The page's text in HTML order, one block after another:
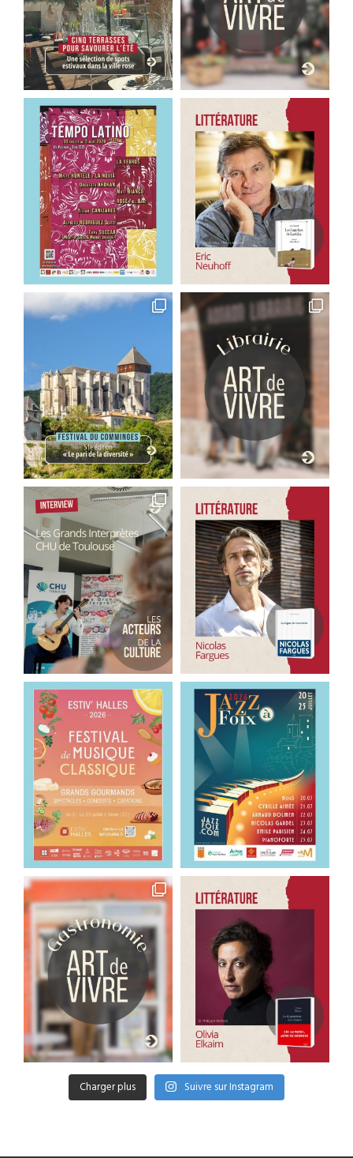
Charger plus Suivre sur Instagram